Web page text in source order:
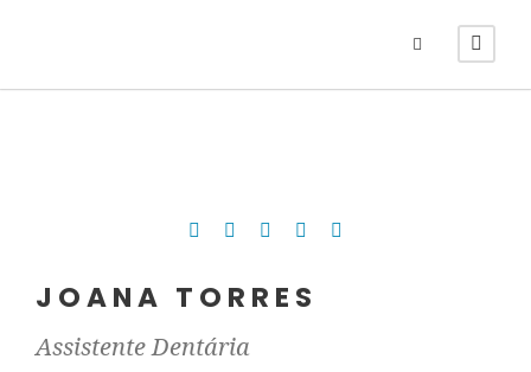
JOANA TORRES
Assistente Dentária